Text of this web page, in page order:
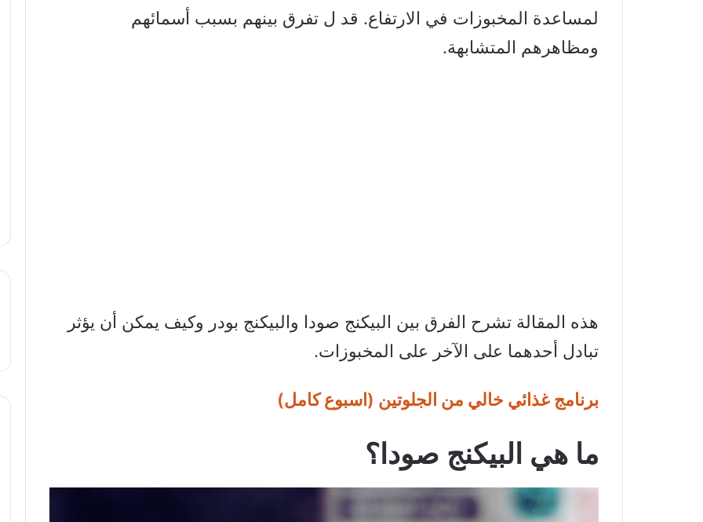
لمساعدة المخبوزات في الارتفاع. قد ل تفرق بينهم بسبب أسمائهم
ومظاهرهم المتشابهة.
هذه المقالة تشرح الفرق بين البيكنج صودا والبيكنج بودر وكيف يمكن أن يؤثر
تبادل أحدهما على الآخر على المخبوزات.
برنامج غذائي خالي من الجلوتين (اسبوع كامل)
ما هي البيكنج صودا؟